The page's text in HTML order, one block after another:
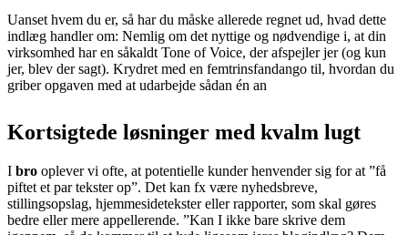
Uanset hvem du er, så har du måske allerede regnet ud, hvad dette
indlæg handler om: Nemlig om det nyttige og nødvendige i, at din
virksomhed har en såkaldt Tone of Voice, der afspejler jer (og kun
jer, blev der sagt). Krydret med en femtrinsfandango til, hvordan du
griber opgaven med at udarbejde sådan én an
Kortsigtede løsninger med kvalm lugt
I bro oplever vi ofte, at potentielle kunder henvender sig for at ”få
piftet et par tekster op”. Det kan fx være nyhedsbreve,
stillingsopslag, hjemmesidetekster eller rapporter, som skal gøres
bedre eller mere appellerende. ”Kan I ikke bare skrive dem